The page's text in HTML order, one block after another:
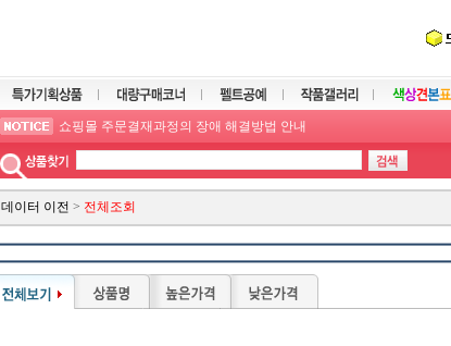
모든 상품의 판매가는 부가세 포함입니다.
이메일주소만 있으면, 비회원 주문가능!!
쇼핑몰 주문결재과정의 장애 해결방법 안내
드림라이프의 사업자등록증을 출력하실 수 있습니다.
데이터 이전 > 전체조회